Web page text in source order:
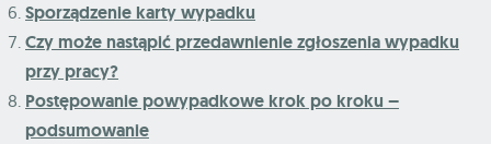
Sporządzenie karty wypadku
Czy może nastąpić przedawnienie zgłoszenia wypadku
przy pracy?
Postępowanie powypadkowe krok po kroku –
podsumowanie